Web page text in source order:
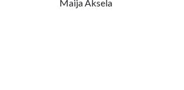
Maija Aksela